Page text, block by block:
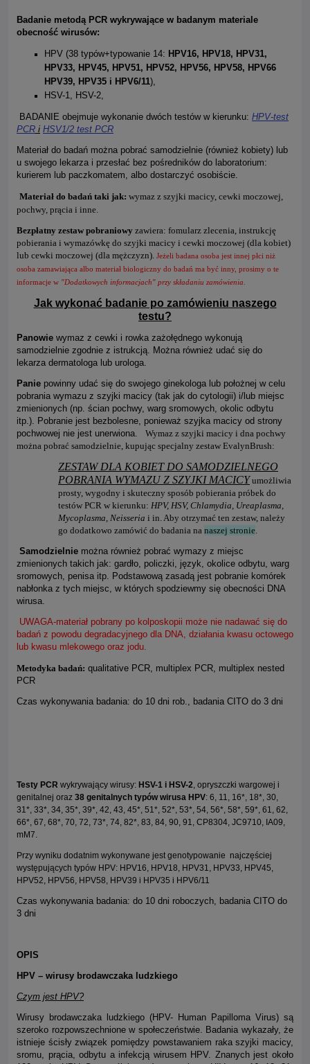
Badanie metodą PCR wykrywające w badanym materiale
obecność wirusów:
HPV (38 typów+typowanie 14: HPV16, HPV18, HPV31,
HPV33, HPV45, HPV51, HPV52, HPV56, HPV58, HPV66
HPV39, HPV35 i HPV6/11),
HSV-1, HSV-2,
BADANIE obejmuje wykonanie dwóch testów w kierunku: HPV-test
PCR i HSV1/2 test PCR
Materiał do badań można pobrać samodzielnie (również kobiety) lub
u swojego lekarza i przesłać bez pośredników do laboratorium:
kurierem lub paczkomatem, albo dostarczyć osobiście.
Materiał do badań taki jak: wymaz z szyjki macicy, cewki moczowej,
pochwy, prącia i inne.
Bezpłatny zestaw pobraniowy zawiera: fomularz zlecenia, instrukcję
pobierania i wymazówkę do szyjki macicy i cewki moczowej (dla kobiet)
lub cewki moczowej (dla mężczyzn). Jeżeli badana osoba jest innej płci niż
osoba zamawiająca albo materiał biologiczny do badań ma być inny, prosimy o te
informacje w "Dodatkowych informacjach" przy składaniu zamówienia
Jak wykonać badanie po zamówieniu naszego
testu?
Panowie wymaz z cewki i rowka zażołędnego wykonują
samodzielnie zgodnie z istrukcją. Można również udać się do
lekarza dermatologa lub urologa.
Panie powinny udać się do swojego ginekologa lub położnej w celu
pobrania wymazu z szyjki macicy (tak jak do cytologii) i/lub miejsc
zmienionych (np. ścian pochwy, warg sromowych, okolic odbytu
itp.). Pobranie jest bezbolesne, ponieważ szyjka macicy od strony
pochwowej nie jest unerwiona.
Wymaz z szyjki macicy i dna pochwy
można pobrać samodzielnie, kupując specjalny zestaw EvalynBrush:
ZESTAW DLA KOBIET DO SAMODZIELNEGO
POBRANIA WYMAZU Z SZYJKI MACICYumożliwia
prosty, wygodny i skuteczny sposób pobierania próbek do
testów PCR w kierunku: HPV, HSV, Chlamydia, Ureaplasma,
Mycoplasma, Neisseria i in. Aby otrzymać ten zestaw, należy
go dodatkowo zamówić do badania na naszej stronie
Samodzielnie można również pobrać wymazy z miejsc
zmienionych takich jak: gardło, policzki, język, okolice odbytu, warg
sromowych, penisa itp. Podstawową zasadą jest pobranie komórek
nabłonka z tych miejsc, w których spodziewmy się obecności DNA
wirusa.
UWAGA-materiał pobrany po kolposkopii może nie nadawać się do
badań z powodu degradacyjnego dla DNA, działania kwasu octowego
lub kwasu mlekowego oraz jodu.
Metodyka badań: qualitative PCR, multiplex PCR, multiplex nested
PCR
Czas wykonywania badania: do 10 dni rob., badania CITO do 3 dni
Testy PCR wykrywający wirusy: HSV-1 i HSV-2 , opryszczki wargowej i
genitalnej oraz 38 genitalnych typów wirusa HPV: 6, 11, 16*, 18*, 30,
31*, 33*, 34, 35*, 39*, 42, 43, 45*, 51*, 52*, 53*, 54, 56*, 58*, 59*, 61, 62,
66*, 67, 68*, 70, 72, 73*, 74, 82*, 83, 84, 90, 91, CP8304, JC9710, IA09,
mM7.
Przy wyniku dodatnim wykonywane jest genotypowanie najczęściej
występujących typów HPV: HPV16, HPV18, HPV31, HPV33, HPV45,
HPV52, HPV56, HPV58, HPV39 i HPV35 i HPV6/11
Czas wykonywania badania: do 10 dni roboczych, badania CITO do
3 dni
OPIS
HPV – wirusy brodawczaka ludzkiego
Czym jest HPV?
Wirusy brodawczaka ludzkiego (HPV- Human Papilloma Virus) są
szeroko rozpowszechnione w społeczeństwie. Badania wykazały, że
istnieje ścisły związek pomiędzy powstawaniem raka szyjki macicy,
sromu, prącia, odbytu a infekcją wirusem HPV. Znanych jest około